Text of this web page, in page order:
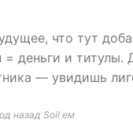
что тут
деньги и титулы.
— увидишь
назад Soil ем